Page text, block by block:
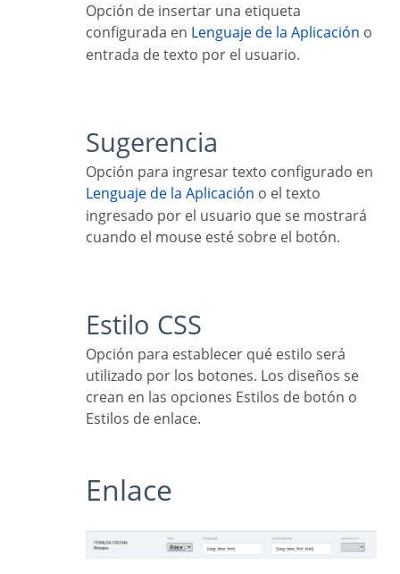
Opción de insertar una etiqueta
configurada en
Lenguaje de la Aplicación o
entrada de texto por el usuario.
Sugerencia
Opción para ingresar texto configurado en
Lenguaje de la Aplicación o el texto
ingresado por el usuario que se mostrará
cuando el mouse esté sobre el botón.
Estilo CSS
Opción para establecer qué estilo será
utilizado por los botones. Los diseños se
crean en las opciones Estilos de botón o
Estilos de enlace.
Enlace